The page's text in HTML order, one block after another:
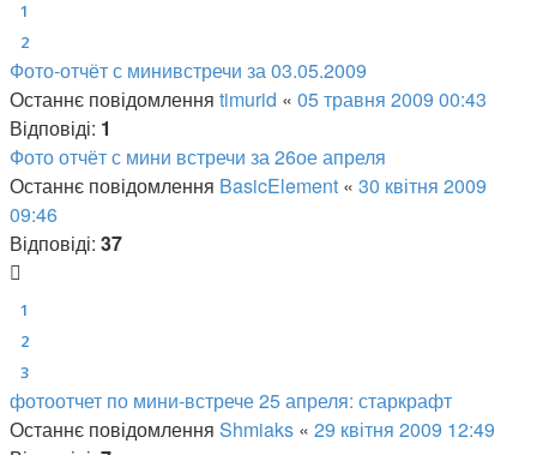
1
2
Фото-отчёт с минивстречи за 03.05.2009
Останнє повідомлення timurid « 05 травня 2009 00:43
Відповіді: 1
Фото отчёт с мини встречи за 26ое апреля
Останнє повідомлення BasicElement « 30 квітня 2009
09:46
Відповіді: 37
1
2
3
фотоотчет по мини-встрече 25 апреля: старкрафт
Останнє повідомлення Shmiaks « 29 квітня 2009 12:49